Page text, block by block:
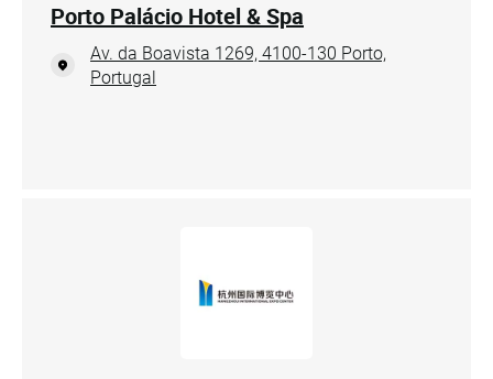
Porto Palácio Hotel & Spa
Av. da Boavista 1269, 4100-130 Porto,
Portugal